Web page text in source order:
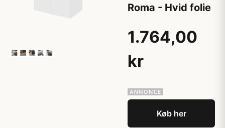
Roma - Hvid folie
1.764,00
kr
Køb her